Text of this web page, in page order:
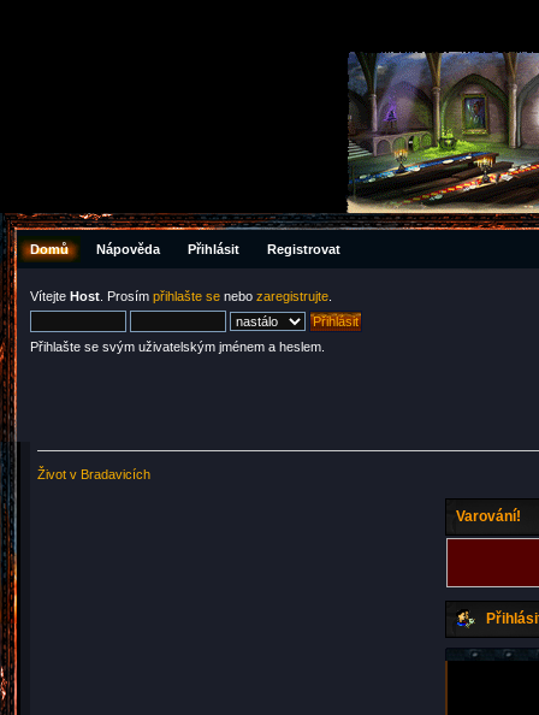
Domů Nápověda Přihlásit Registrovat
Vítejte Host . Prosím přihlašte se nebo zaregistrujte
Přihlašte se svým uživatelským jménem a heslem.
Život v Bradavicích
Varování!